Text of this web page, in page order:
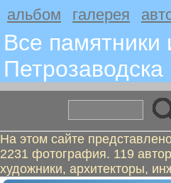
альбом галерея
Все памятники
Петрозаводскa
На этом сайте
2231 фотография. 119
художники, архитекторы,